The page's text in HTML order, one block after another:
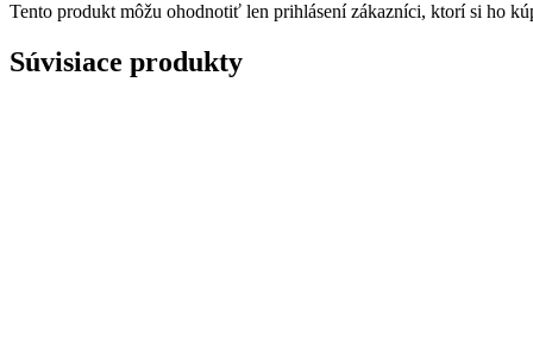
Tento produkt môžu ohodnotiť len prihlásení zákazníci, ktorí si ho
Súvisiace produkty